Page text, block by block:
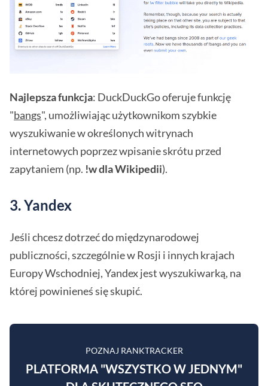
Najlepsza funkcja: DuckDuckGo oferuje funkcję
"bangs", umożliwiając użytkownikom szybkie
wyszukiwanie w określonych witrynach
internetowych poprzez wpisanie skrótu przed
zapytaniem (np. !w dla Wikipedii).
3. Yandex
Jeśli chcesz dotrzeć do międzynarodowej
publiczności, szczególnie w Rosji i innych krajach
Europy Wschodniej, Yandex jest wyszukiwarką, na
której powinieneś się skupić.
POZNAJ RANKTRACKER
PLATFORMA "WSZYSTKO W JEDNYM"